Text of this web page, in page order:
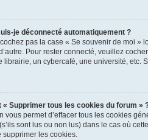
je déconnecté automatiquement ?
pas la case « Se souvenir de moi »
Pour rester connecté, veuillez
librairie, un cybercafé, une université, etc.
« Supprimer tous les cookies du forum »
vous permet d’effacer tous les cookies
sont lus ou non lus) dans le cas où
supprimer les cookies.